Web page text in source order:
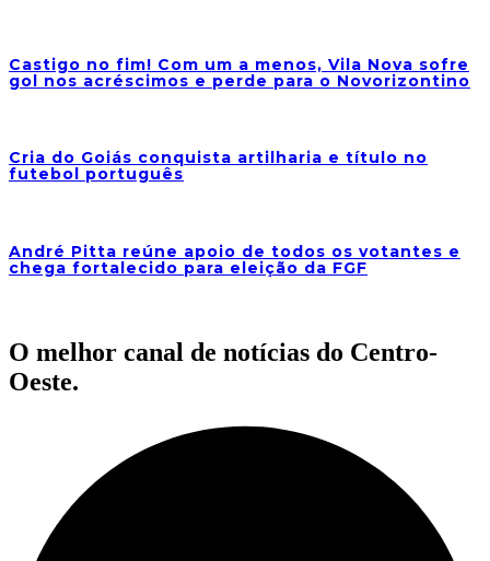
Castigo no fim! Com um a menos, Vila Nova sofre
gol nos acréscimos e perde para o Novorizontino
Cria do Goiás conquista artilharia e título no
futebol português
André Pitta reúne apoio de todos os votantes e
chega fortalecido para eleição da FGF
O melhor canal de notícias do Centro-
Oeste.